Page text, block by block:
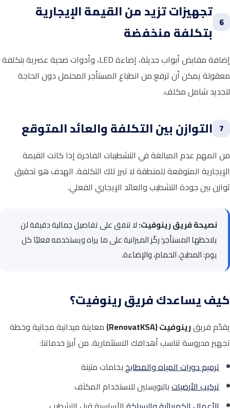
6 تجهيزات تزيد من القيمة الإيجارية
بتكلفة منخفضة
إضافة مقابض أبواب حديثة، إضاءة LED، وأدوات صحية عصرية بتكلفة
معقولة يمكن أن ترفع من انطباع المستأجر المحتمل دون الحاجة
لتجديد شامل مكلف.
7 التوازن بين التكلفة والعائد المتوقع
من المهم عدم المبالغة في التشطيبات الفاخرة إذا كانت القيمة
الإيجارية المتوقعة للمنطقة لا تبرر تلك التكلفة. الهدف هو تحقيق
توازن بين جودة التشطيب والعائد الإيجاري الفعلي.
نصيحة فريق رينوفيت:لا تنفق على تفاصيل جمالية دقيقة لن
يلاحظها المستأجر؛ ركّز الميزانية على ما يراه ويستخدمه فعليًا كل
يوم: المطبخ، الحمام، والإضاءة.
كيف يساعدك فريق رينوفيت؟
يقدّم فريقرينوفيت (RenovatKSA)
معاينة ميدانية مجانية وخطة
تجهيز مدروسة تناسب أهدافك الاستثمارية. من أبرز خدماتنا:
ترميم دورات المياه والمطابخبخامات متينة
تركيب الأرضياتبالبورسلين للاستخدام المكثف